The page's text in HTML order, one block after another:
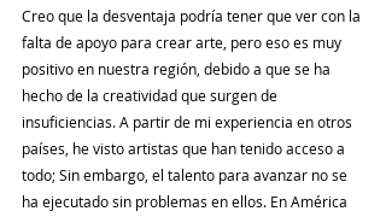
Creo que la desventaja podría tener que ver con la
falta de apoyo para crear arte, pero eso es muy
positivo en nuestra región, debido a que se ha
hecho de la creatividad que surgen de
insuficiencias. A partir de mi experiencia en otros
países, he visto artistas que han tenido acceso a
todo; Sin embargo, el talento para avanzar no se
ha ejecutado sin problemas en ellos. En América